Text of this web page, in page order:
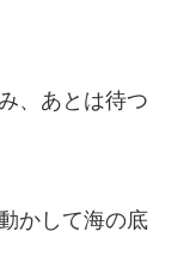
、あとは待つ
かして海の底